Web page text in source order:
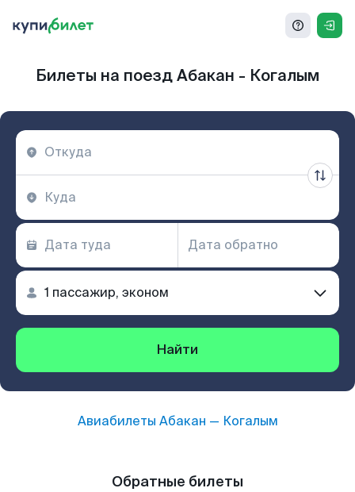
Билеты на поезд Абакан - Когалым
Найти
Авиабилеты Абакан — Когалым
Обратные билеты